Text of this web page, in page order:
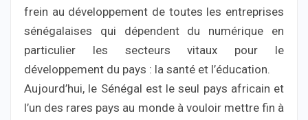
frein au développement de toutes les entreprises
sénégalaises qui dépendent du numérique en
particulier les secteurs vitaux pour le
développement du pays : la santé et l’éducation.
Aujourd’hui, le Sénégal est le seul pays africain et
l’un des rares pays au monde à vouloir mettre fin à